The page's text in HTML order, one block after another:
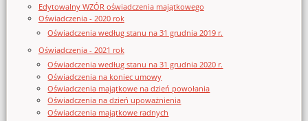
Edytowalny WZÓR oświadczenia majątkowego
Oświadczenia - 2020 rok
Oświadczenia według stanu na 31 grudnia 2019 r.
Oświadczenia - 2021 rok
Oświadczenia według stanu na 31 grudnia 2020 r.
Oświadczenia na koniec umowy
Oświadczenia majątkowe na dzień powołania
Oświadczenia na dzień upoważnienia
Oświadczenia majątkowe radnych